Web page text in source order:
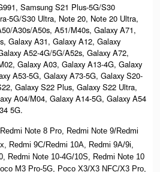
Samsung S21 Plus-5G/S30
5G/S30 Ultra, Note 20, Note 20 Ultra,
A30s/A50s, A51/M40s, Galaxy A71,
Galaxy A31, Galaxy A12, Galaxy
A52-4G/5G/A52s, Galaxy A72,
Galaxy A03, Galaxy A13-4G, Galaxy
A53-5G, Galaxy A73-5G, Galaxy S20-
Galaxy S22 Plus, Galaxy S22 Ultra,
A04/M04, Galaxy A14-5G, Galaxy A54
5G.
Note 8 Pro, Redmi Note 9/Redmi
Redmi 9C/Redmi 10A, Redmi 9A/9i,
Redmi Note 10-4G/10S, Redmi Note 10
M3 Pro-5G, Poco X3/X3 NFC/X3 Pro,